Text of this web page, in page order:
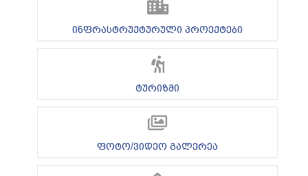
ინფრასტრუქტურული პროექტები
ტურიზმი
ფოტო/ვიდეო გალერეა